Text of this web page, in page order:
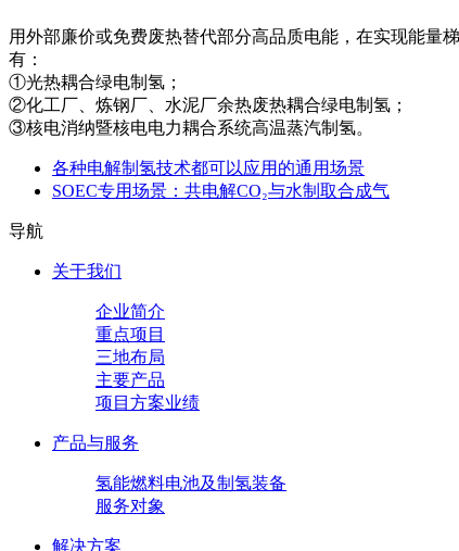
用外部廉价或免费废热替代部分高品质电能，在实现能量
有：
①光热耦合绿电制氢；
②化工厂、炼钢厂、水泥厂余热废热耦合绿电制氢；
③核电消纳暨核电电力耦合系统高温蒸汽制氢。
各种电解制氢技术都可以应用的通用场景
SOEC专用场景：共电解CO₂与水制取合成气
导航
关于我们
企业简介
重点项目
三地布局
主要产品
项目方案业绩
产品与服务
氢能燃料电池及制氢装备
服务对象
解决方案